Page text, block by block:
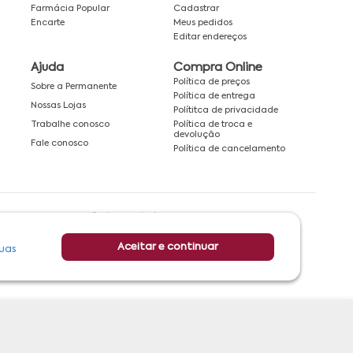
Aceitar e continuar
Farmácia Popular
Encarte
Cadastrar
Meus pedidos
Editar endereços
Ajuda
Sobre a Permanente
Nossas Lojas
Trabalhe conosco
Fale conosco
Compra Online
Política de preços
Política de entrega
Polítitca de privacidade
Política de troca e
devolução
Política de cancelamento